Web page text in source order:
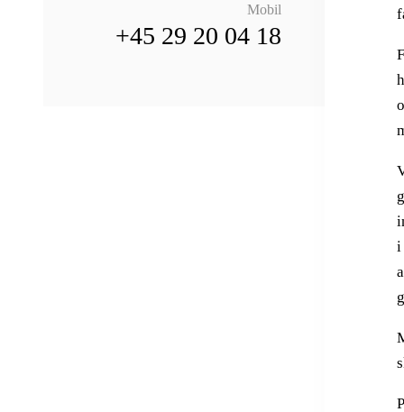
i
Mobil
+45 29 20 04 18